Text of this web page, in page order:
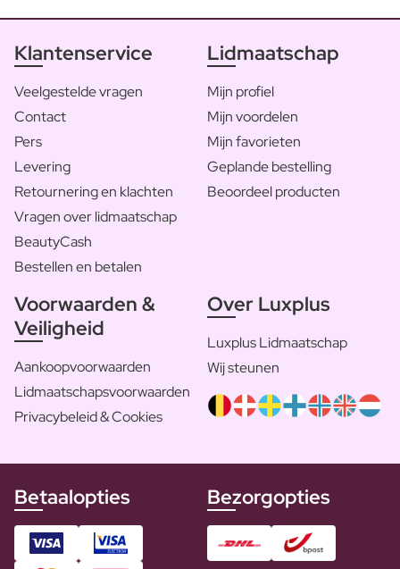
Klantenservice
Veelgestelde vragen
Contact
Pers
Levering
Retournering en klachten
Vragen over lidmaatschap
BeautyCash
Bestellen en betalen
Lidmaatschap
Mijn profiel
Mijn voordelen
Mijn favorieten
Geplande bestelling
Beoordeel producten
Voorwaarden &
Veiligheid
Aankoopvoorwaarden
Lidmaatschapsvoorwaarden
Privacybeleid & Cookies
Over Luxplus
Luxplus Lidmaatschap
Wij steunen
Betaalopties Bezorgopties